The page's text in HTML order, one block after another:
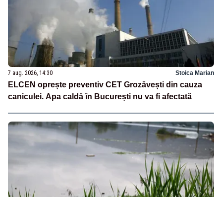
7 aug. 2026, 14:30 Stoica Marian
ELCEN oprește preventiv CET Grozăvești din cauza
caniculei. Apa caldă în București nu va fi afectată